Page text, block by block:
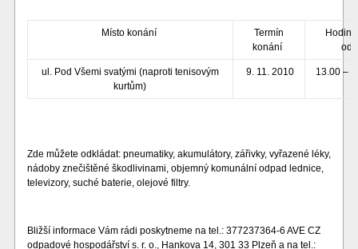
Místo konání
Termín
konání
ul. Pod Všemi svatými (naproti tenisovým
kurtům)
9. 11. 2010 13.00 –
Zde můžete odkládat: pneumatiky, akumulátory, zářivky, vyřazené léky,
nádoby znečištěné škodlivinami, objemný komunální odpad lednice,
televizory, suché baterie, olejové filtry.
Bližší informace Vám rádi poskytneme na tel.: 377237364-6 AVE CZ
odpadové hospodářství s. r. o., Hankova 14, 301 33 Plzeň a na tel.: